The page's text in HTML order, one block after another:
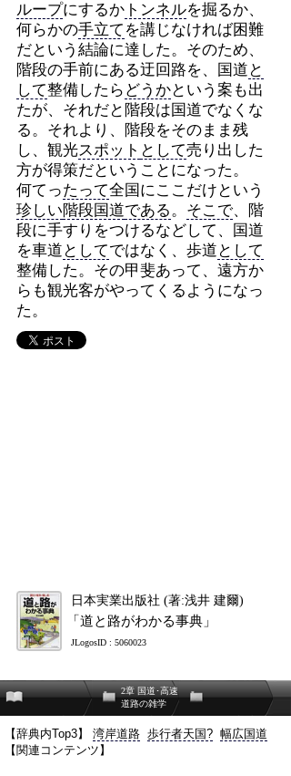
ループにするかトンネルを掘るか、
何らかの手立て を講じなければ困難
だという結論に達した。そのため、
階段の手前にある迂回路を、国道 と
して整備したら どうかという案も出
たが、それだと階段は国道でなくな
る。それより、階段をそのまま残
し、観光スポット として売り出した
方が得策だということになった。
何てったって全国にここだけという
珍しい階段国道である。 そこで、階
段に手すりをつけるなどして、国道
を車道 としてではなく、歩道 として
整備した。その甲斐あって、遠方か
らも観光客がやってくるようになっ
た。
日本実業出版社 (著:浅井 建爾)
「道と路がわかる事典」
JLogosID : 5060023
2章 国道･高速
道路の雑学
【辞典内Top3】 湾岸道路 歩行者天国? 幅広国道
【関連コンテンツ】